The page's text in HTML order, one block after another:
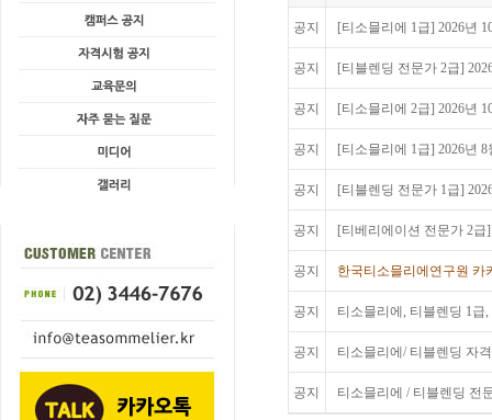
공지 [티소믈리에 1급] 2026년
공지 [티블렌딩 전문가 2급]
공지 [티소믈리에 2급] 2026년
공지 [티소믈리에 1급] 2026년
공지 [티블렌딩 전문가 1급]
공지 [티베리에이션 전문가 2급
공지 한국티소믈리에연구원 카
공지 티소믈리에, 티블렌딩 1급
공지 티소믈리에/ 티블렌딩 자
공지 티소믈리에 / 티블렌딩 전